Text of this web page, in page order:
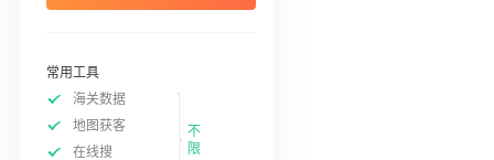
常用工具
海关数据
地图获客
在线搜
不
限